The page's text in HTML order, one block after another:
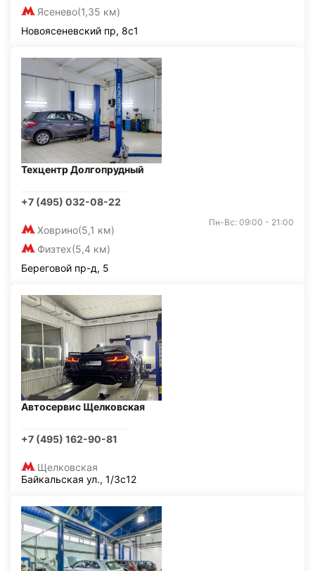
Ясенево(1,35 км)
Новоясеневский пр, 8с1
Техцентр Долгопрудный
+7 (495) 032-08-22
Ховрино(5,1 км)
Физтех(5,4 км)
Пн-Вс: 09:00 - 21:00
Береговой пр-д, 5
Автосервис Щелковская
+7 (495) 162-90-81
Щелковская
Байкальская ул., 1/3с12